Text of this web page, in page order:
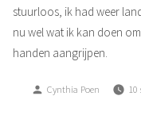
stuurloos, ik had weer
nu wel wat ik kan doen
handen aangrijpen.
Posted
Cynthia Poen 10